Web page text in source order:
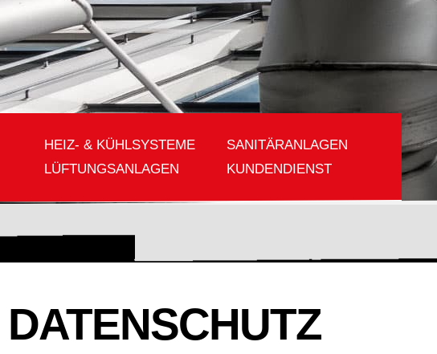
HEIZ- & KÜHLSYSTEME
LÜFTUNGSANLAGEN
SANITÄRANLAGEN
KUNDENDIENST
DATENSCHUTZ